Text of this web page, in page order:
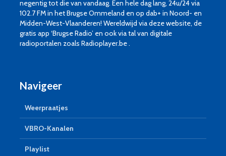
negentig tot die van vandaag. Een hele dag lang, 24u/24 via
102.7 FM in het Brugse Ommeland en op dab+ in Noord- en
Midden-West-Vlaanderen! Wereldwijd via deze website, de
gratis app ‘Brugse Radio’ en ook via tal van digitale
radioportalen zoals Radioplayer.be .
Navigeer
Weerpraatjes
VBRO-Kanalen
Playlist